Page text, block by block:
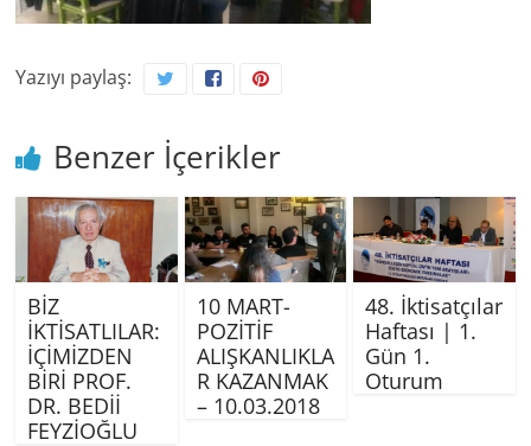
Yazıyı paylaş:
Benzer İçerikler
BİZ
İKTİSATLILAR:
İÇİMİZDEN
BİRİ PROF.
DR. BEDİİ
FEYZİOĞLU
10 MART-
POZİTİF
ALIŞKANLIKLA
R KAZANMAK
– 10.03.2018
48. İktisatçılar
Haftası | 1.
Gün 1.
Oturum